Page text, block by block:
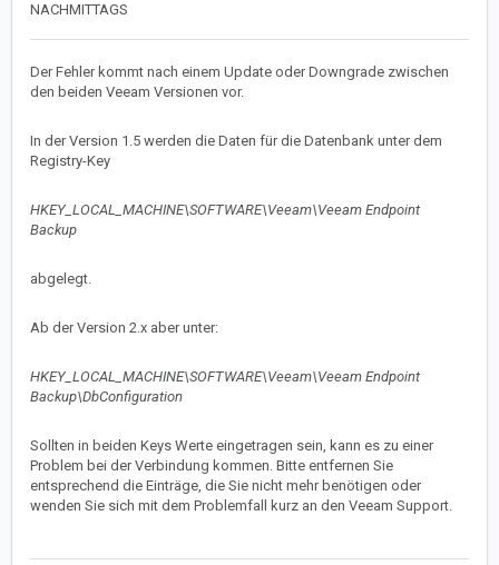
NACHMITTAGS
Der Fehler kommt nach einem Update oder Downgrade zwischen
den beiden Veeam Versionen vor.
In der Version 1.5 werden die Daten für die Datenbank unter dem
Registry-Key
HKEY_LOCAL_MACHINE\SOFTWARE\Veeam\Veeam Endpoint
Backup
abgelegt.
Ab der Version 2.x aber unter:
HKEY_LOCAL_MACHINE\SOFTWARE\Veeam\Veeam Endpoint
Backup\DbConfiguration
Sollten in beiden Keys Werte eingetragen sein, kann es zu einer
Problem bei der Verbindung kommen. Bitte entfernen Sie
entsprechend die Einträge, die Sie nicht mehr benötigen oder
wenden Sie sich mit dem Problemfall kurz an den Veeam Support.